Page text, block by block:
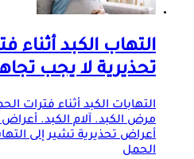
التهاب الكبد
تحذيرية لا يجب
التهابات الكبد أثناء فترات
مرض الكبد. آلام الكبد.
أعراض تحذيرية تشير إلى
الحمل